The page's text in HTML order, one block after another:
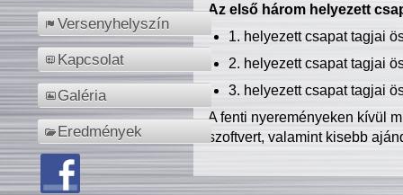
Versenyhelyszín
Kapcsolat
Galéria
Eredmények
Az első három helyezett
1. helyezett csapat tagjai
2. helyezett csapat tagjai
3. helyezett csapat tagjai
A fenti nyereményeken kívül
szoftvert, valamint kisebb